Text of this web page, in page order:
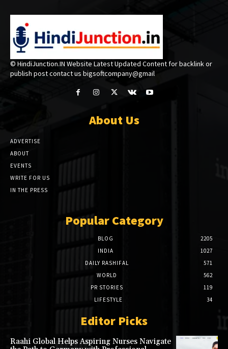
© HindiJunction.IN Website Latest Updated Content for backlink or
publish post contact us bigsoftcompany@gmail
About Us
ADVERTISE
ABOUT
EVENTS
WRITE FOR US
IN THE PRESS
Popular Category
BLOG
2205
INDIA
1027
DAILY RASHIFAL
571
WORLD
562
PR STORIES
119
LIFESTYLE
34
Editor Picks
Raahi Global Helps Aspiring Nurses Navigate